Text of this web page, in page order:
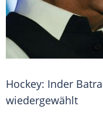
Hockey: Inder
wiedergewählt